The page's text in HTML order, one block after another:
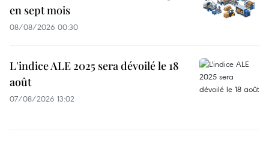
en sept mois
08/08/2026 00:30
L'indice ALE 2025 sera dévoilé le 18
août
07/08/2026 13:02